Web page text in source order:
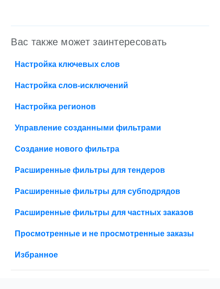
Вас также может заинтересовать
Настройка ключевых слов
Настройка слов-исключений
Настройка регионов
Управление созданными фильтрами
Создание нового фильтра
Расширенные фильтры для тендеров
Расширенные фильтры для субподрядов
Расширенные фильтры для частных заказов
Просмотренные и не просмотренные заказы
Избранное